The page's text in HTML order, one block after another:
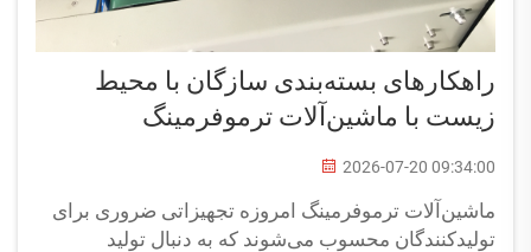
راهکارهای بسته‌بندی سازگان با محیط
زیست با ماشین‌آلات ترموفرمینگ
2026-07-20 09:34:00
ماشین‌آلات ترموفرمینگ امروزه تجهیزاتی ضروری برای
تولیدکنندگان محسوب می‌شوند که به دنبال تولید